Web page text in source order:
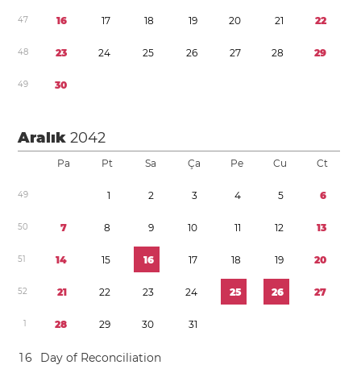
47 16 17 18 19 20 21 22
48 23 24 25 26 27 28 29
49 30
Aralık2042
Pa Pt Sa Ça Pe Cu Ct
49 1 2 3 4 5 6
50 7 8 9 10 11 12 13
51 14 15 16 17 18 19 20
52 21 22 23 24 25 26 27
1 28 29 30 31
16
Day of Reconciliation